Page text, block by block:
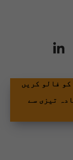
فالو کریں
تیزی سے